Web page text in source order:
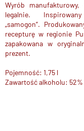
Wyrób
legalnie.
„samogon”.
recepturę w regionie
zapakowana w
prezent.
Pojemność: 1,75 l
Zawartość alkoholu: 52%